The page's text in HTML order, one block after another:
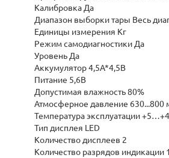
Калибровка Да
Диапазон выборки тары Весь
Единицы измерения Кг
Режим самодиагностики Да
Уровень Да
Аккумулятор 4,5А*4,5В
Питание 5,6В
Допустимая влажность 80%
Атмосферное давление 630...800
Температура эксплуатации
Тип дисплея LED
Количество дисплеев 2
Количество разрядов индикации